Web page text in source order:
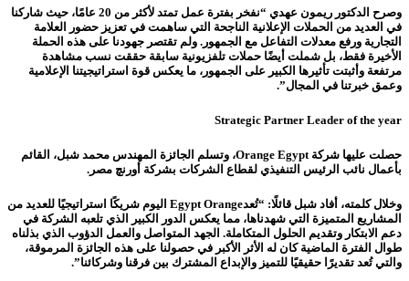
وصرح الدكتور ريمون عهدي “نفخر بفترة عمل تمتد لأكثر من 20 عامًا، حيث شاركنا
في العديد من الحملات الإعلانية الناجحة التي ساهمت في تعزيز حضور العلامة
التجارية ورفع معدلات التفاعل مع الجمهور. ولم تقتصر جهودنا على هذه الحملة
الأخيرة فقط، بل شملت أيضًا حملات تلفزيونية سابقة حققت نسب مشاهدة
مرتفعة وأثبتت تأثيرها الكبير على الجمهور، ما يعكس قوة استراتيجيتنا الإعلامية
وعمق خبرتنا في المجال”.
Strategic Partner Leader of the year
حصلت عليها شركة Orange Egypt، وتسلم الجائزة المهندس محمد شبل، القائم
بأعمال نائب الرئيس التنفيذي لقطاع الشركات بشركة أورنچ مصر.
وخلال كلمته، أفاد شبل قائلًا: “تُعدEgypt Orange اليوم شريكًا استراتيجيًا للعديد من
المشاريع المتميزة التي شهدناها، مما يعكس الدور الكبير الذي تلعبه الشركة في
دعم الابتكار وتقديم الحلول المتكاملة. الجهد المتواصل والعمل الدؤوب الذي بذلناه
طوال الفترة الماضية كان له الأثر الأكبر في حصولنا على هذه الجائزة المرموقة،
والتي تُعد تقديرًا حقيقيًا للتميز والإبداع المشترك بين فرقنا وشركائنا”.